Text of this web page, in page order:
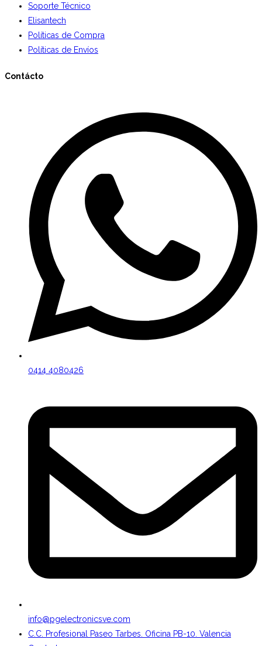
Soporte Técnico
Elisantech
Políticas de Compra
Políticas de Envíos
Contácto
0414 4080426
info@pgelectronicsve.com
C.C. Profesional Paseo Tarbes. Oficina PB-10. Valencia